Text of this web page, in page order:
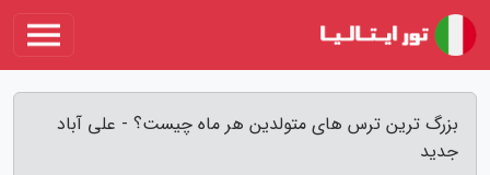
بزرگ ترین ترس های متولدین هر ماه چیست؟ - علی آباد
جدید